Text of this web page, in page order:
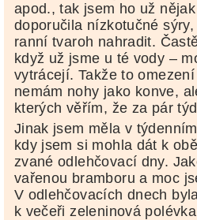
apod., tak jsem ho už
doporučila nízkotučné
ranní tvaroh nahradit.
když už jsme u té vody –
vytrácejí. Takže to
nemám nohy jako konve,
kterých věřím, že za pár
Jinak jsem měla v
kdy jsem si mohla dát k
zvané odlehčovací dny.
vařenou bramboru a moc
V odlehčovacích dnech
k večeři zeleninová